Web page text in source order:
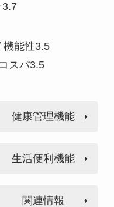
3.7
機能性3.5
スパ3.5
健康管理機能
生活便利機能
関連情報